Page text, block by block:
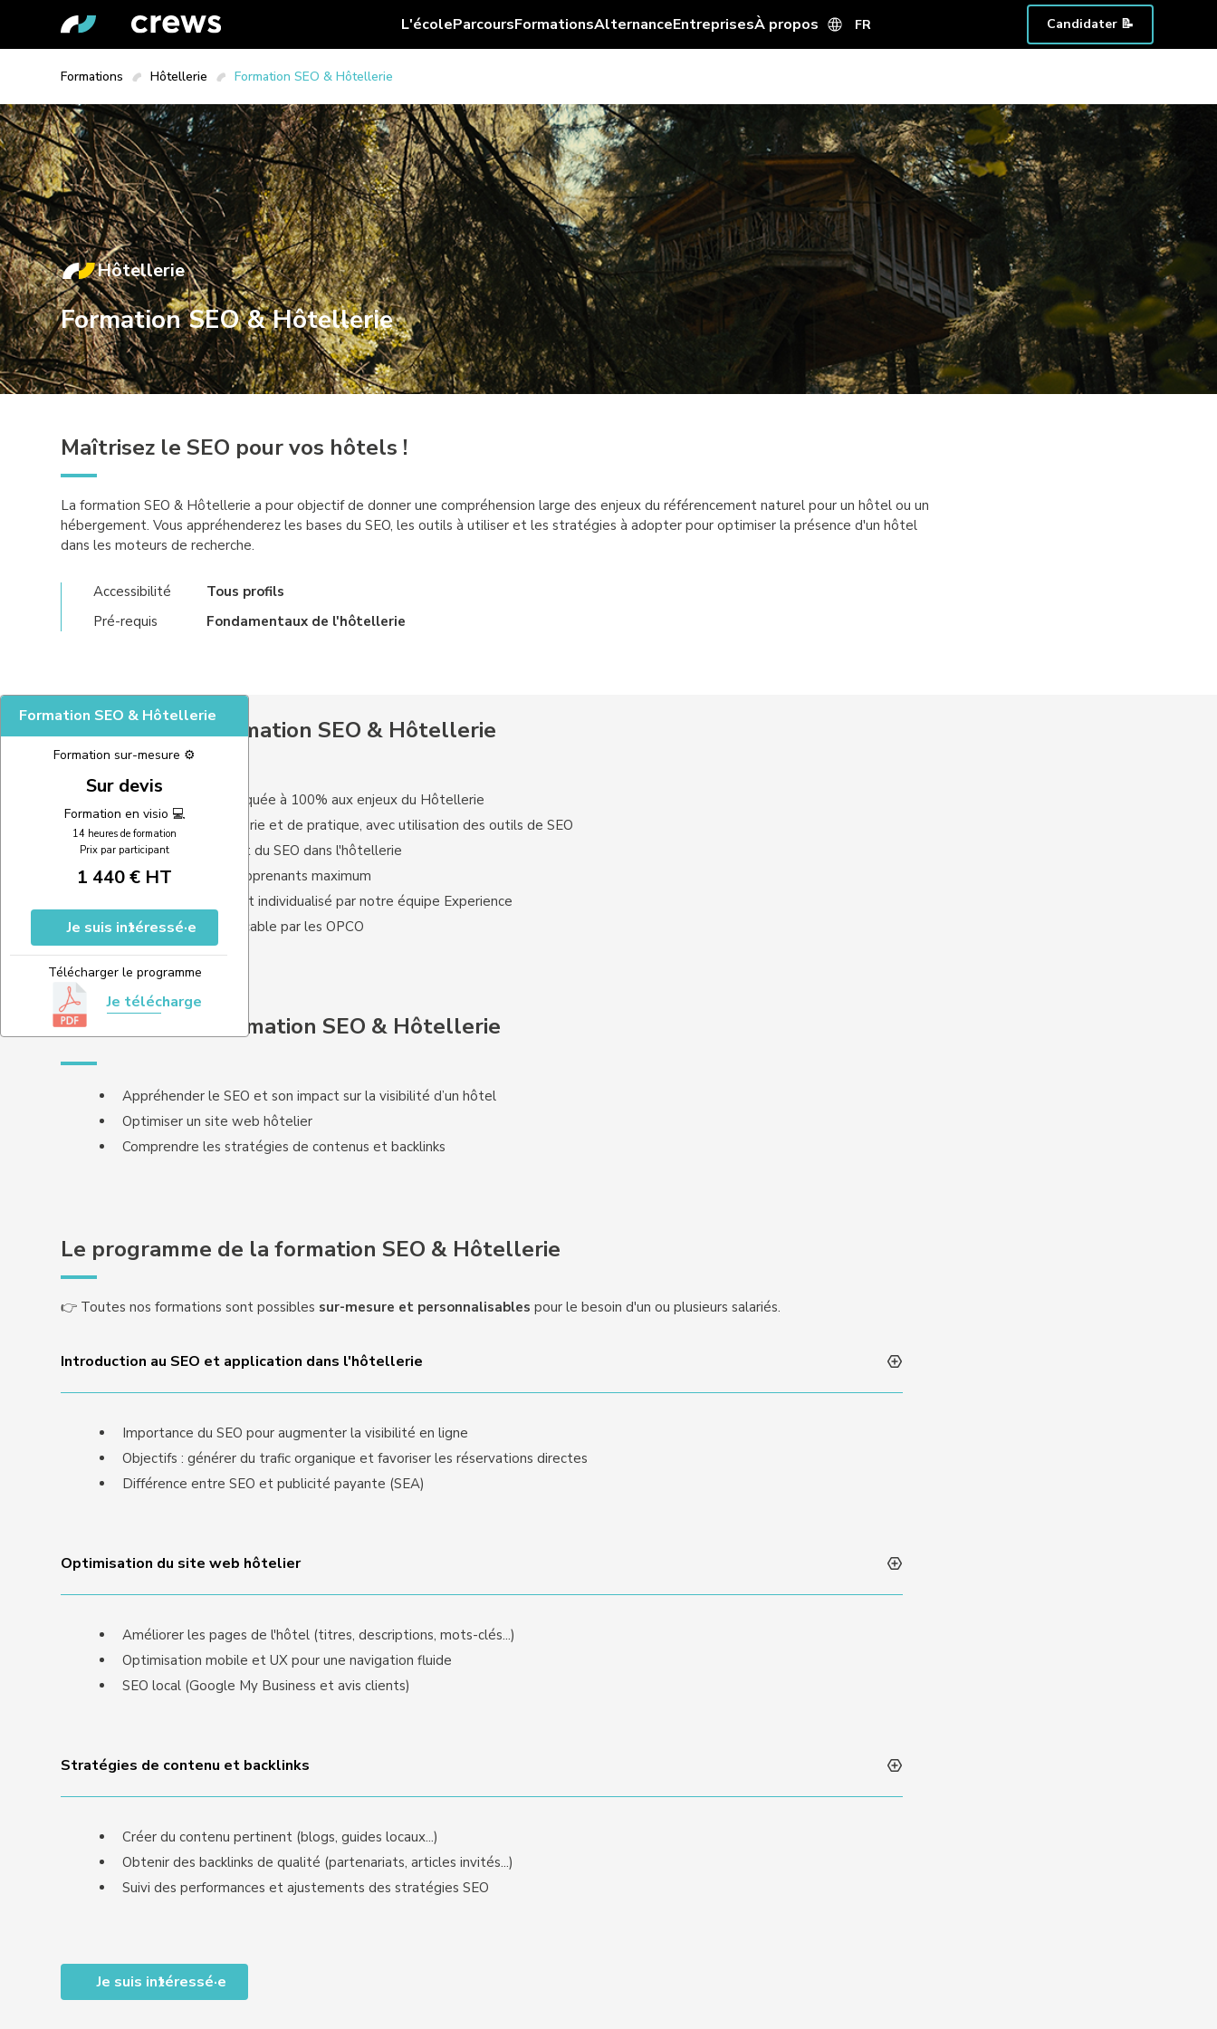
L'écoleParcoursFormationsAlternanceEntreprisesÀ propos FR Candidater 📝
Formations Hôtellerie Formation SEO & Hôtellerie
Hôtellerie
Formation SEO & Hôtellerie
Maîtrisez le SEO pour vos hôtels !
La formation SEO & Hôtellerie a pour objectif de donner une compréhension large des enjeux du référencement naturel pour un hôtel ou un
hébergement. Vous appréhenderez les bases du SEO, les outils à utiliser et les stratégies à adopter pour optimiser la présence d'un hôtel
dans les moteurs de recherche.
Accessibilité
Tous profils
Pré-requis
Fondamentaux de l'hôtellerie
Formation SEO & Hôtellerie
Formation sur-mesure ⚙️
Sur devis
Formation en visio 💻
14 heures de formation
Prix par participant
1 440 € HT
Je suis intéressé·e
Télécharger le programme
Je télécharge
Les plus de la formation SEO & Hôtellerie
Une formation appliquée à 100% aux enjeux du Hôtellerie
Un mélange de théorie et de pratique, avec utilisation des outils de SEO
Un formateur expert du SEO dans l'hôtellerie
Des groupes de 5 apprenants maximum
Un accompagnement individualisé par notre équipe Experience
Une formation finançable par les OPCO
Objectifs de la formation SEO & Hôtellerie
Appréhender le SEO et son impact sur la visibilité d’un hôtel
Optimiser un site web hôtelier
Comprendre les stratégies de contenus et backlinks
Le programme de la formation SEO & Hôtellerie
👉 Toutes nos formations sont possibles sur-mesure et personnalisables pour le besoin d'un ou plusieurs salariés.
Introduction au SEO et application dans l'hôtellerie
Importance du SEO pour augmenter la visibilité en ligne
Objectifs : générer du trafic organique et favoriser les réservations directes
Différence entre SEO et publicité payante (SEA)
Optimisation du site web hôtelier
Améliorer les pages de l'hôtel (titres, descriptions, mots-clés...)
Optimisation mobile et UX pour une navigation fluide
SEO local (Google My Business et avis clients)
Stratégies de contenu et backlinks
Créer du contenu pertinent (blogs, guides locaux...)
Obtenir des backlinks de qualité (partenariats, articles invités...)
Suivi des performances et ajustements des stratégies SEO
Je suis intéressé·e